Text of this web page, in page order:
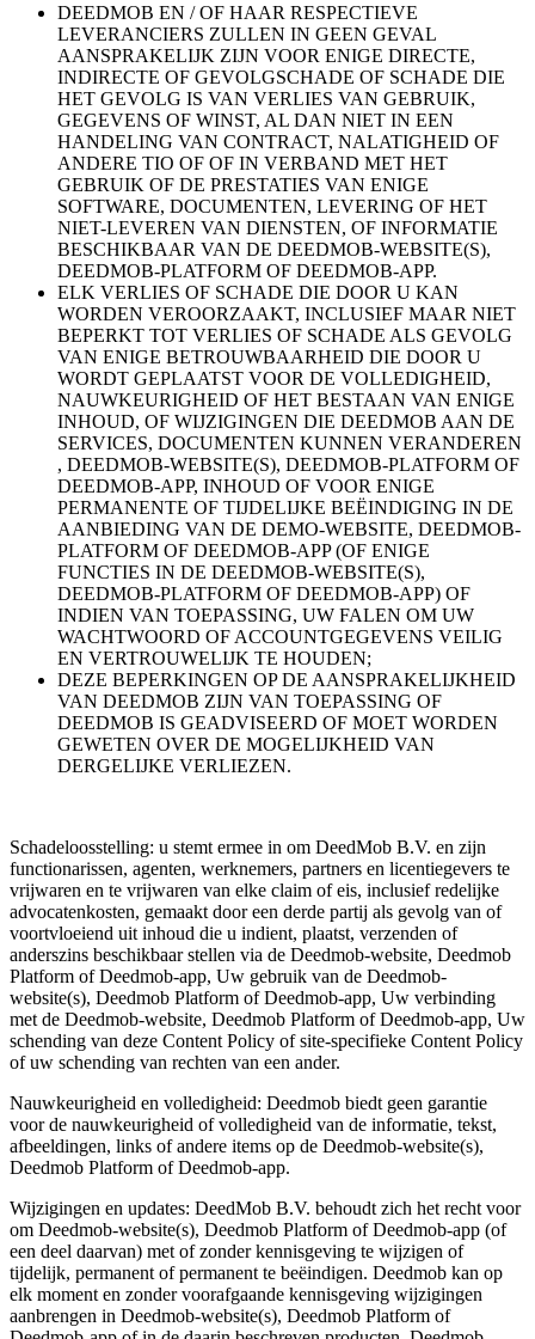
DEEDMOB EN / OF HAAR RESPECTIEVE
LEVERANCIERS ZULLEN IN GEEN GEVAL
AANSPRAKELIJK ZIJN VOOR ENIGE DIRECTE,
INDIRECTE OF GEVOLGSCHADE OF SCHADE DIE
HET GEVOLG IS VAN VERLIES VAN GEBRUIK,
GEGEVENS OF WINST, AL DAN NIET IN EEN
HANDELING VAN CONTRACT, NALATIGHEID OF
ANDERE TIO OF OF IN VERBAND MET HET
GEBRUIK OF DE PRESTATIES VAN ENIGE
SOFTWARE, DOCUMENTEN, LEVERING OF HET
NIET-LEVEREN VAN DIENSTEN, OF INFORMATIE
BESCHIKBAAR VAN DE DEEDMOB-WEBSITE(S),
DEEDMOB-PLATFORM OF DEEDMOB-APP.
ELK VERLIES OF SCHADE DIE DOOR U KAN
WORDEN VEROORZAAKT, INCLUSIEF MAAR NIET
BEPERKT TOT VERLIES OF SCHADE ALS GEVOLG
VAN ENIGE BETROUWBAARHEID DIE DOOR U
WORDT GEPLAATST VOOR DE VOLLEDIGHEID,
NAUWKEURIGHEID OF HET BESTAAN VAN ENIGE
INHOUD, OF WIJZIGINGEN DIE DEEDMOB AAN DE
SERVICES, DOCUMENTEN KUNNEN VERANDEREN
, DEEDMOB-WEBSITE(S), DEEDMOB-PLATFORM OF
DEEDMOB-APP, INHOUD OF VOOR ENIGE
PERMANENTE OF TIJDELIJKE BEËINDIGING IN DE
AANBIEDING VAN DE DEMO-WEBSITE, DEEDMOB-
PLATFORM OF DEEDMOB-APP (OF ENIGE
FUNCTIES IN DE DEEDMOB-WEBSITE(S),
DEEDMOB-PLATFORM OF DEEDMOB-APP) OF
INDIEN VAN TOEPASSING, UW FALEN OM UW
WACHTWOORD OF ACCOUNTGEGEVENS VEILIG
EN VERTROUWELIJK TE HOUDEN;
DEZE BEPERKINGEN OP DE AANSPRAKELIJKHEID
VAN DEEDMOB ZIJN VAN TOEPASSING OF
DEEDMOB IS GEADVISEERD OF MOET WORDEN
GEWETEN OVER DE MOGELIJKHEID VAN
DERGELIJKE VERLIEZEN.
Schadeloosstelling: u stemt ermee in om DeedMob B.V. en zijn
functionarissen, agenten, werknemers, partners en licentiegevers te
vrijwaren en te vrijwaren van elke claim of eis, inclusief redelijke
advocatenkosten, gemaakt door een derde partij als gevolg van of
voortvloeiend uit inhoud die u indient, plaatst, verzenden of
anderszins beschikbaar stellen via de Deedmob-website, Deedmob
Platform of Deedmob-app, Uw gebruik van de Deedmob-
website(s), Deedmob Platform of Deedmob-app, Uw verbinding
met de Deedmob-website, Deedmob Platform of Deedmob-app, Uw
schending van deze Content Policy of site-specifieke Content Policy
of uw schending van rechten van een ander.
Nauwkeurigheid en volledigheid: Deedmob biedt geen garantie
voor de nauwkeurigheid of volledigheid van de informatie, tekst,
afbeeldingen, links of andere items op de Deedmob-website(s),
Deedmob Platform of Deedmob-app.
Wijzigingen en updates: DeedMob B.V. behoudt zich het recht voor
om Deedmob-website(s), Deedmob Platform of Deedmob-app (of
een deel daarvan) met of zonder kennisgeving te wijzigen of
tijdelijk, permanent of permanent te beëindigen. Deedmob kan op
elk moment en zonder voorafgaande kennisgeving wijzigingen
aanbrengen in Deedmob-website(s), Deedmob Platform of